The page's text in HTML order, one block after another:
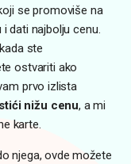
se promoviše na
dati najbolju cenu.
ste
ostvariti ako
prvo izlista
nižu cenu, a mi
karte.
njega, ovde možete